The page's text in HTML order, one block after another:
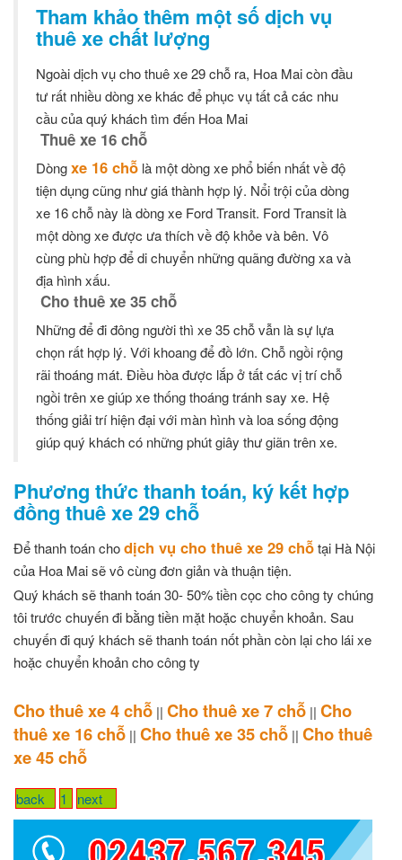
Tham khảo thêm một số dịch vụ
thuê xe chất lượng
Ngoài dịch vụ cho thuê xe 29 chỗ ra, Hoa Mai còn đầu
tư rất nhiều dòng xe khác để phục vụ tất cả các nhu
cầu của quý khách tìm đến Hoa Mai
Thuê xe 16 chỗ
Dòngxe 16 chỗ là một dòng xe phổ biến nhất về độ
tiện dụng cũng như giá thành hợp lý. Nổi trội của dòng
xe 16 chỗ này là dòng xe Ford Transit. Ford Transit là
một dòng xe được ưa thích về độ khỏe và bên. Vô
cùng phù hợp để di chuyển những quãng đường xa và
địa hình xấu.
Cho thuê xe 35 chỗ
Những để đi đông người thì xe 35 chỗ vẫn là sự lựa
chọn rất hợp lý. Với khoang để đồ lớn. Chỗ ngồi rộng
rãi thoáng mát. Điều hòa được lắp ở tất các vị trí chỗ
ngồi trên xe giúp xe thống thoáng tránh say xe. Hệ
thống giải trí hiện đại với màn hình và loa sống động
giúp quý khách có những phút giây thư giãn trên xe.
Phương thức thanh toán, ký kết hợp
đồng thuê xe 29 chỗ
Để thanh toán chodịch vụ cho thuê xe 29 chỗtại Hà Nội
của Hoa Mai sẽ vô cùng đơn giản và thuận tiện.
Quý khách sẽ thanh toán 30- 50% tiền cọc cho công ty chúng
tôi trước chuyến đi bằng tiền mặt hoặc chuyển khoản. Sau
chuyến đi quý khách sẽ thanh toán nốt phần còn lại cho lái xe
hoặc chuyển khoản cho công ty
Cho thuê xe 4 chỗ || Cho thuê xe 7 chỗ || Cho
thuê xe 16 chỗ || Cho thuê xe 35 chỗ || Cho thuê
xe 45 chỗ
back 1 next